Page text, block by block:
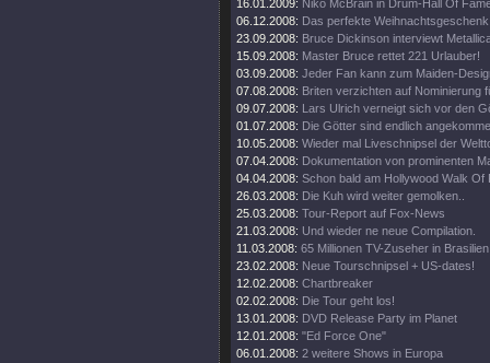
16.01.2009: Niko McBrain in Drum-Hall Of
06.12.2008: Das perfekte
23.09.2008: Bruce Dickinson interviewt
15.09.2008: Master Bruce rettet 221 Urlauber!
03.09.2008: Jeder Fan kann zum Maiden-
07.08.2008: Briten verzichten auf Nominierung
09.07.2008: Lars Ulrich verneigt sich vor den
01.07.2008: Die Götter sind endlich
10.05.2008: Wieder mal Liveschnipsel der
07.04.2008: Dokumentation von prominenten
04.04.2008: Schon bald am Hollywood Walk Of
26.03.2008: Die Kuh wird weiter gemolken..
25.03.2008: Tour-Report auf Fox-News
21.03.2008: Und wieder ne neue Compilation.
11.03.2008: 65 Millionen TV-Zuseher in
23.02.2008: Neue Tourschnipsel + US-dates!
12.02.2008: Chartbreaker
02.02.2008: Die Tour geht los!
13.01.2008: DVD Release Party im Planet
12.01.2008: "Ed Force One"
06.01.2008: 2 weitere Shows in Europa